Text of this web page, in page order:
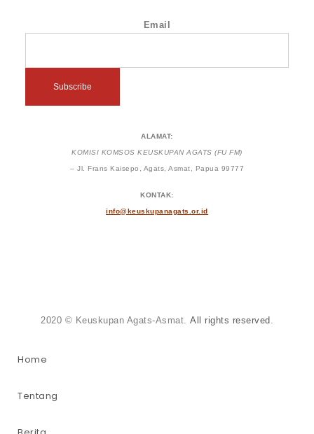
Email
ALAMAT:
KOMISI KOMSOS KEUSKUPAN AGATS (FU FM)
– Jl. Frans Kaisepo, Agats, Asmat, Papua 99777
KONTAK:
info@keuskupanagats.or.id
2020 © Keuskupan Agats-Asmat. All rights reserved
Home
Tentang